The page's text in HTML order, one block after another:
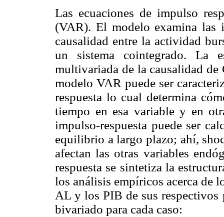
Las ecuaciones de impulso
(VAR). El modelo examina las
causalidad entre la actividad
un sistema cointegrado. La
multivariada de la causalidad
modelo VAR puede ser
respuesta lo cual determina
tiempo en esa variable y en
impulso-respuesta puede ser
equilibrio a largo plazo; ahí,
afectan las otras variables
respuesta se sintetiza la
los análisis empíricos acerca de
AL y los PIB de sus respectivos
bivariado para cada caso: